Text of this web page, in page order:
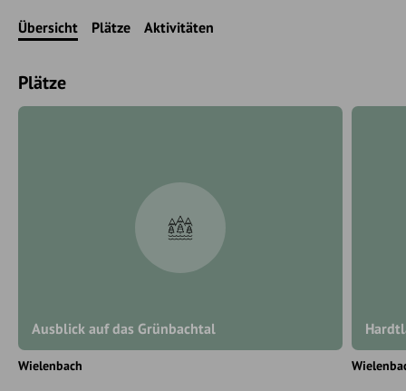
Übersicht Plätze Aktivitäten
Plätze
Ausblick auf das Grünbachtal
Wielenbach